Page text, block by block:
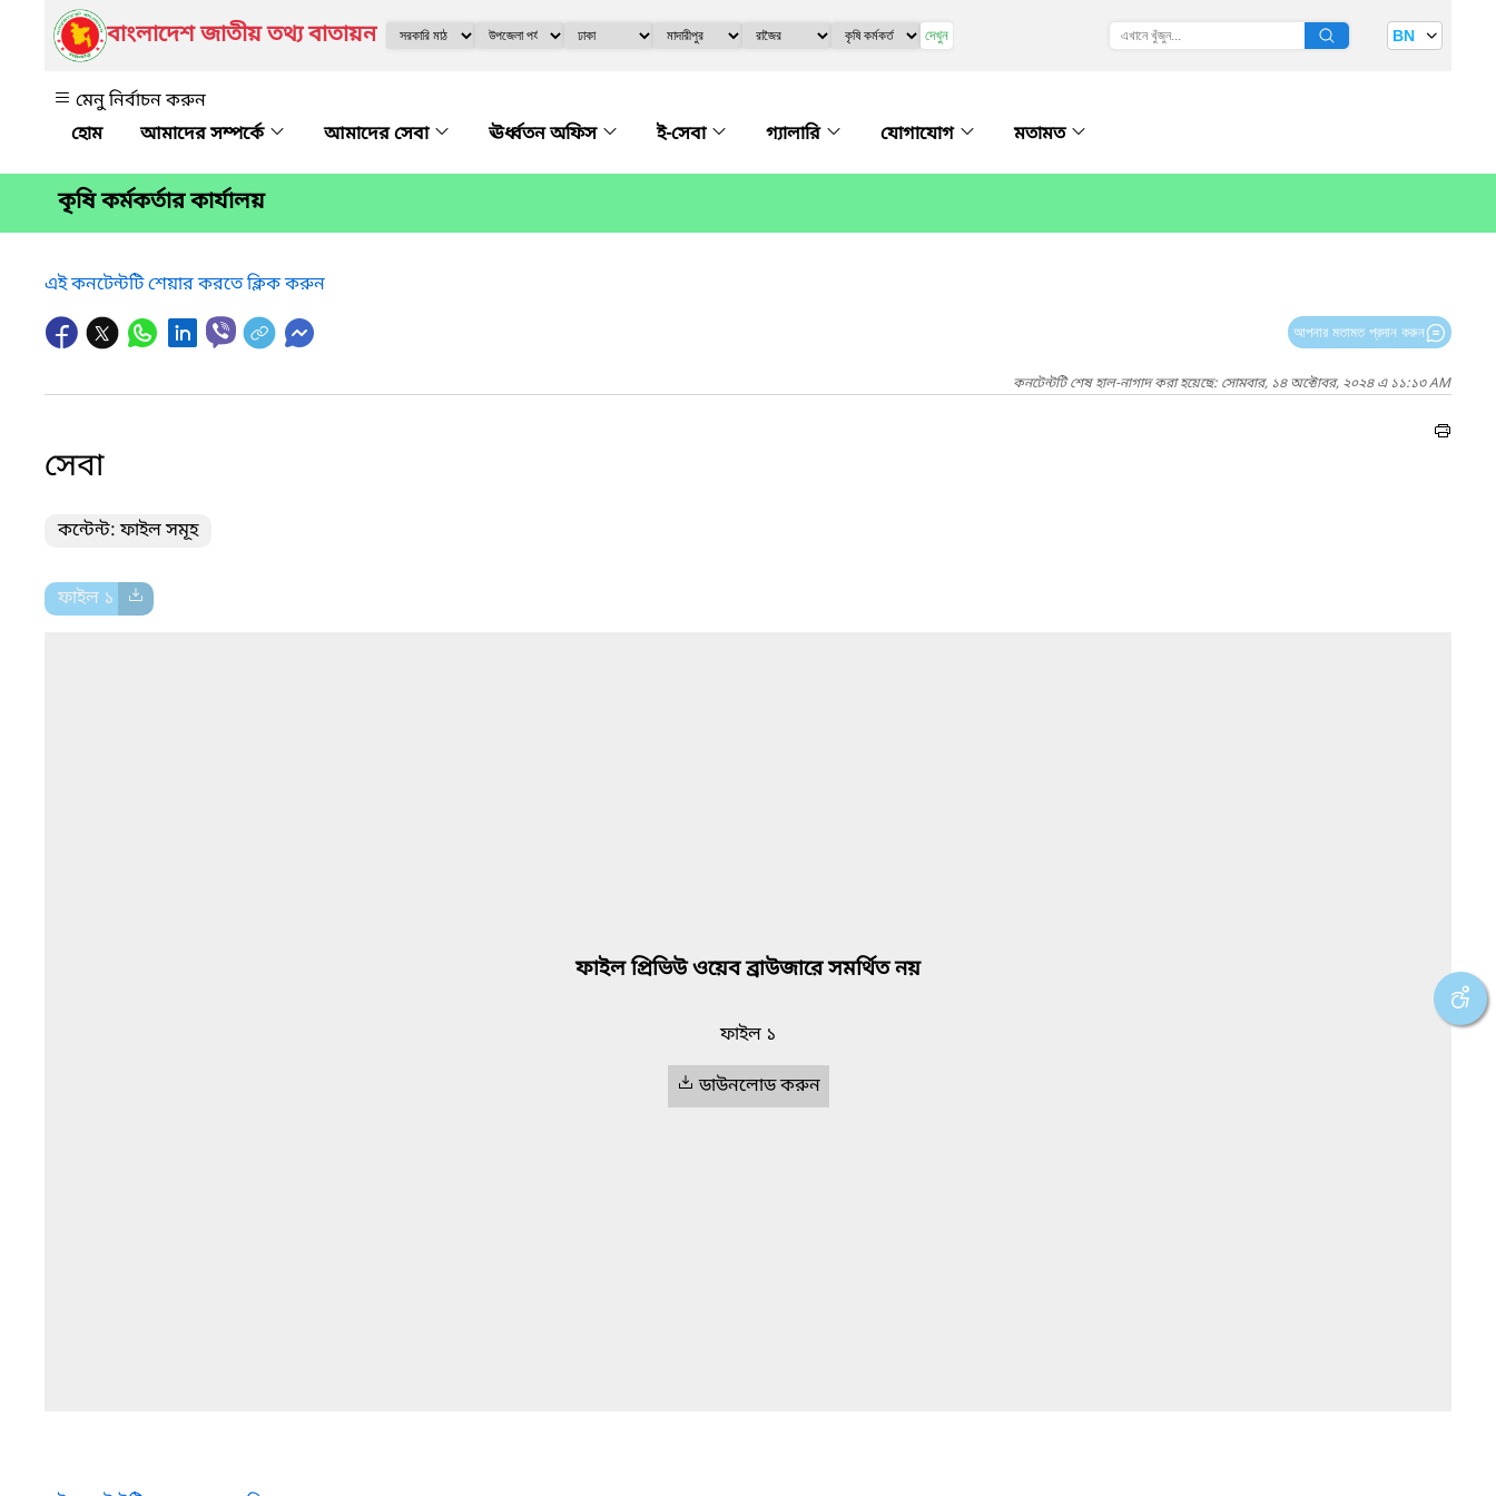
বাংলাদেশ জাতীয় তথ্য বাতায়ন দেখুন BN
মেনু নির্বাচন করুন
আমাদের সম্পর্কে
আমাদের সেবা ঊর্ধ্বতন অফিস ই-সেবা গ্যালারি যোগাযোগ মতামত
কৃষি কর্মকর্তার কার্যালয়
এই কনটেন্টটি শেয়ার করতে ক্লিক করুন
আপনার মতামত প্রদান করুন
কনটেন্টটি শেষ হাল-নাগাদ করা হয়েছে: সোমবার, ১৪ অক্টোবর, ২০২৪ এ ১১:১৩ AM
সেবা
কন্টেন্ট: ফাইল সমূহ
ফাইল ১
ফাইল প্রিভিউ ওয়েব ব্রাউজারে সমর্থিত নয়
ফাইল ১
ডাউনলোড করুন